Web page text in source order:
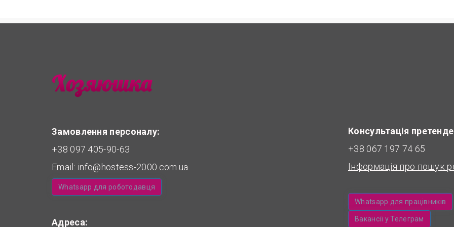
Замовлення персоналу:
+38 097 405-90-63
Email: info@hostess-2000.com.ua
Whatsapp для роботодавця
Адреса:
Консультація
+38 067 197 74 65
Інформація про пошук
Whatsapp для працівників
Вакансії у Телеграм